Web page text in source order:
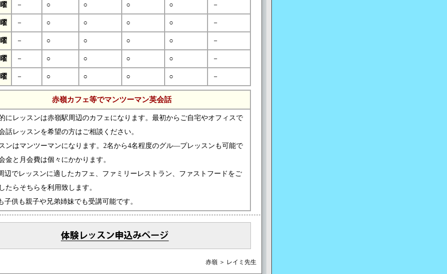
－ ○ ○ ○ ○ －
－ ○ ○ ○ ○ －
－ ○ ○ ○ ○ －
－ ○ ○ ○ ○ －
－ ○ ○ ○ ○ －
赤嶺カフェ等でマンツーマン英会話
にレッスンは赤嶺駅周辺のカフェになります。最初からご自宅やオフィスで
話レッスンを希望の方はご相談ください。
ンはマンツーマンになります。2名から4名程度のグル―プレッスンも可能で
金と月会費は個々にかかります。
辺でレッスンに適したカフェ、ファミリーレストラン、ファストフードをご
たらそちらを利用致します。
子供も親子や兄弟姉妹でも受講可能です。
赤嶺 ＞ レイミ先生